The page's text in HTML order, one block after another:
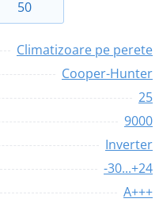
50
Climatizoare pe perete
Сooper-Hunter
25
9000
Inverter
-30...+24
A+++